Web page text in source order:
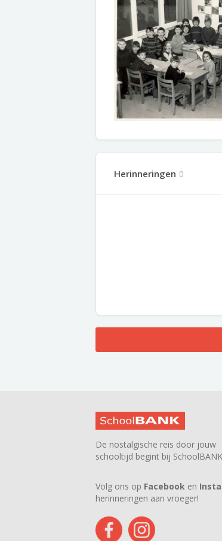
Herinneringen 0
De nostalgische reis door jouw
schooltijd begint bij SchoolBANK
Volg ons op Facebook en
herinneringen aan vroeger!